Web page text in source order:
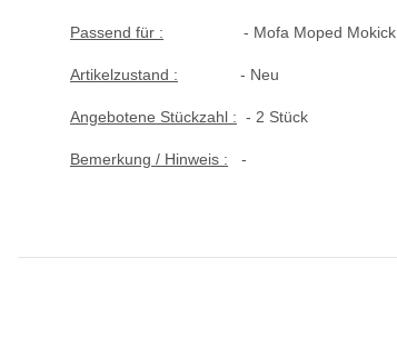
Passend für : - Mofa Moped Mokick
Artikelzustand : - Neu
Angebotene Stückzahl : - 2 Stück
Bemerkung / Hinweis : -